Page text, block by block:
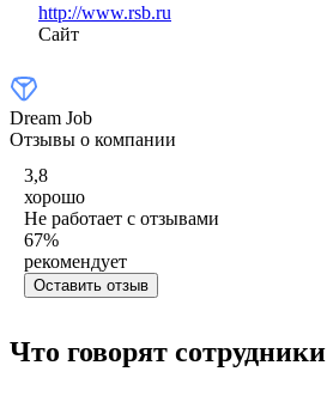
http://www.rsb.ru
Сайт
Dream Job
Отзывы о компании
3,8
хорошо
Не работает с отзывами
67%
рекомендует
Оставить отзыв
Что говорят сотрудники